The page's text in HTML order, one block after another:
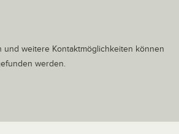
und weitere Kontaktmöglichkeiten können
werden.